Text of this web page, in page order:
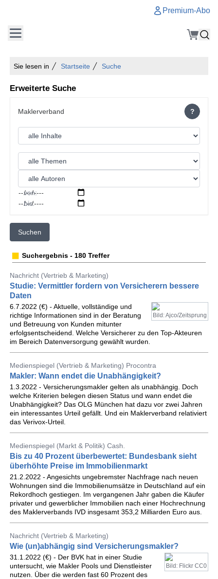
Premium-Abo
Sie lesen in Startseite Suche
Erweiterte Suche
?
von:
bis:
Suchen
Suchergebnis - 180 Treffer
Nachricht (Vertrieb & Marketing)
Studie: Vermittler fordern von Versicherern bessere
Daten
Bild: Ajco/Zeitsprung
6.7.2022 (€) - Aktuelle, vollständige und
richtige Informationen sind in der Beratung
und Betreuung von Kunden mitunter
erfolgsentscheidend. Welche Versicherer zu den Top-Akteuren
im Bereich Datenversorgung gewählt wurden.
Medienspiegel (Vertrieb & Marketing) Procontra
Makler: Wann endet die Unabhängigkeit?
1.3.2022 - Versicherungsmakler gelten als unabhängig. Doch
welche Kriterien belegen diesen Status und wann endet die
Unabhängigkeit? Das OLG München hat dazu vor zwei Jahren
ein interessantes Urteil gefällt. Und ein Maklerverband relativiert
das Verivox-Urteil.
Medienspiegel (Markt & Politik) Cash.
Bis zu 40 Prozent überbewertet: Bundesbank sieht
überhöhte Preise im Immobilienmarkt
21.2.2022 - Angesichts ungebremster Nachfrage nach neuen
Wohnungen sind die Immobilienumsätze in Deutschland auf ein
Rekordhoch gestiegen. Im vergangenen Jahr gaben die Käufer
privater und gewerblicher Immobilien nach einer Hochrechnung
des Maklerverbands IVD insgesamt 353,2 Milliarden Euro aus.
Nachricht (Vertrieb & Marketing)
Wie (un)abhängig sind Versicherungsmakler?
Bild: Flickr CC0
31.1.2022 (€) - Der BVK hat in einer Studie
untersucht, wie Makler Pools und Dienstleister
nutzen. Über die werden fast 60 Prozent des